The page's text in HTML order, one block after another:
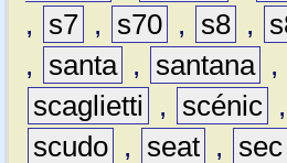
,
s7 , s70 , s8 ,
,
santa , santana ,
scaglietti
, scénic ,
scudo , seat , sec